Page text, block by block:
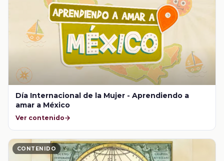
Día Internacional de la Mujer - Aprendiendo a
amar a México
Ver contenido
CONTENIDO